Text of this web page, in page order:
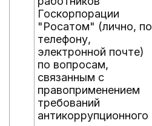
Госкорпорации
"Росатом" (лично, по
телефону,
электронной почте)
по вопросам,
связанным с
правоприменением
требований
антикоррупционного